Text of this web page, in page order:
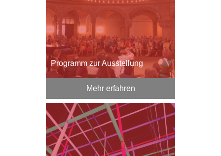
Programm zur Ausstellung
Mehr erfahren